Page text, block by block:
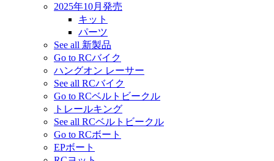
2025年10月発売
キット
パーツ
See all 新製品
Go to RCバイク
ハングオン レーサー
See all RCバイク
Go to RCベルトビークル
トレールキング
See all RCベルトビークル
Go to RCボート
EPボート